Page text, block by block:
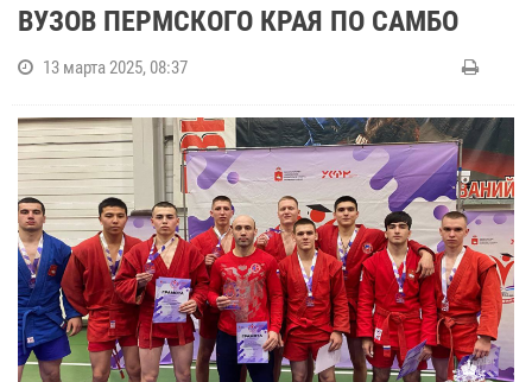
ВУЗОВ ПЕРМСКОГО КРАЯ ПО САМБО
13 марта 2025, 08:37